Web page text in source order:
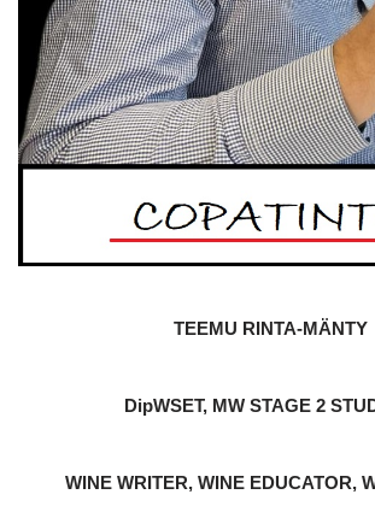
TEEMU RINTA-MÄNTY
DipWSET, MW STAGE 2
WINE WRITER, WINE EDUCATOR,